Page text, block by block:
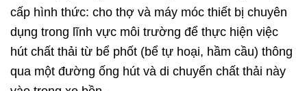
cấp hình thức: cho thợ và máy móc thiết bị chuyên
dụng trong lĩnh vực môi trường để thực hiện việc
hút chất thải từ bể phốt (bể tự hoại, hầm cầu) thông
qua một đường ống hút và di chuyển chất thải này